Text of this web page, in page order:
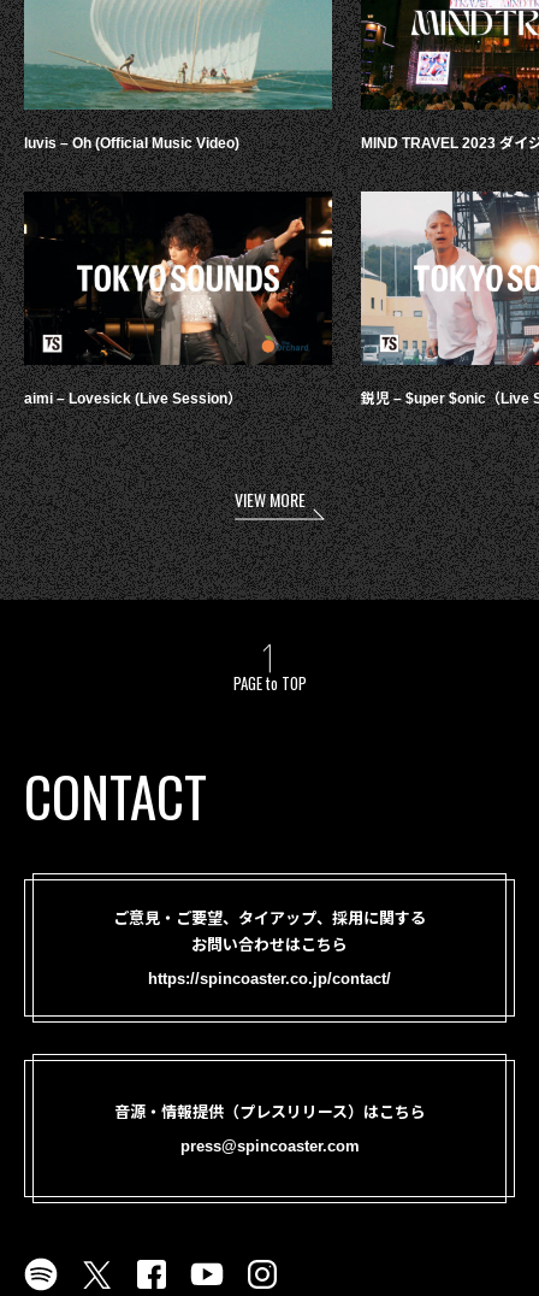
luvis – Oh (Official Music Video)
aimi – Lovesick (Live Session）
MIND TRAVEL 2023 ダイ
鋭児 – $uper $onic（Live
VIEW MORE
PAGE to TOP
CONTACT
ご意見・ご要望、タイアップ、採用に関する
お問い合わせはこちら
https://spincoaster.co.jp/contact/
音源・情報提供（プレスリリース）はこちら
press@spincoaster.com